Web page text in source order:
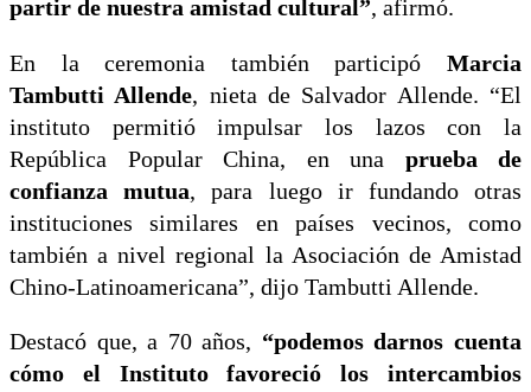
partir de nuestra amistad cultural”, afirmó.
En la ceremonia también participó Marcia
Tambutti Allende, nieta de Salvador Allende. “El
instituto permitió impulsar los lazos con la
República Popular China, en una prueba de
confianza mutua, para luego ir fundando otras
instituciones similares en países vecinos, como
también a nivel regional la Asociación de Amistad
Chino-Latinoamericana”, dijo Tambutti Allende.
Destacó que, a 70 años, “podemos darnos cuenta
cómo el Instituto favoreció los intercambios